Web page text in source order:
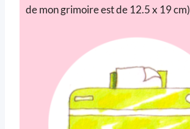
de mon grimoire est de 12.5 x 19 cm)